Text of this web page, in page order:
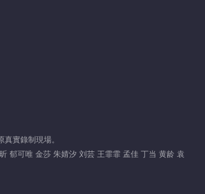
實錄制現場。
郁可唯 金莎 朱婧汐 刘芸 王霏霏 孟佳 丁当 黄龄 袁